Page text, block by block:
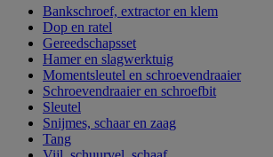
Bankschroef, extractor en klem
Dop en ratel
Gereedschapsset
Hamer en slagwerktuig
Momentsleutel en schroevendraaier
Schroevendraaier en schroefbit
Sleutel
Snijmes, schaar en zaag
Tang